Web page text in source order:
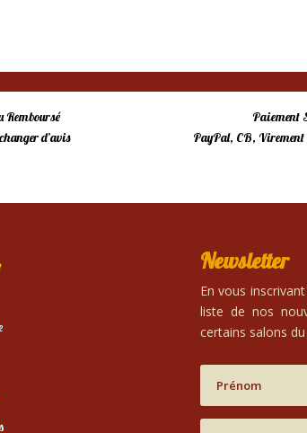
d’avis
Paiement
PayPal, CB, Virement
Newsletter
En vous
liste de nos
certains salons